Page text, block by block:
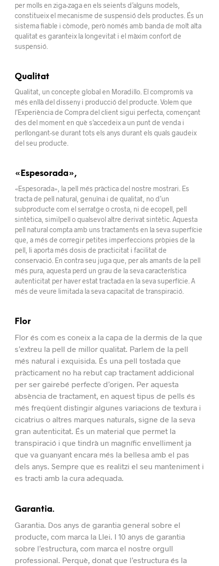
per molls en ziga-zaga en els seients d’alguns models,
constitueix el mecanisme de suspensió dels productes. És un
sistema fiable i còmode, però només amb banda de molt alta
qualitat es garanteix la longevitat i el màxim confort de
suspensió.
Qualitat
Qualitat, un concepte global en Moradillo. El compromís va
més enllà del disseny i producció del producte. Volem que
l’Experiència de Compra del client sigui perfecta, començant
des del moment en què s’accedeix a un punt de venda i
perllongant-se durant tots els anys durant els quals gaudeix
del seu producte.
«Espesorada»,
«Espesorada», la pell més pràctica del nostre mostrari. Es
tracta de pell natural, genuïna i de qualitat, no d’un
subproducte com el serratge o crosta, ni de ecopell, pell
sintètica, similpell o qualsevol altre derivat sintètic. Aquesta
pell natural compta amb uns tractaments en la seva superfície
que, a més de corregir petites imperfeccions pròpies de la
pell, li aporta més dosis de practicitat i facilitat de
conservació. En contra seu juga que, per als amants de la pell
més pura, aquesta perd un grau de la seva característica
autenticitat per haver estat tractada en la seva superfície. A
més de veure limitada la seva capacitat de transpiració.
Flor
Flor és com es coneix a la capa de la dermis de la que
s’extreu la pell de millor qualitat. Parlem de la pell
més natural i exquisida. És una pell tostada que
pràcticament no ha rebut cap tractament addicional
per ser gairebé perfecte d’origen. Per aquesta
absència de tractament, en aquest tipus de pells és
més freqüent distingir algunes variacions de textura i
cicatrius o altres marques naturals, signe de la seva
gran autenticitat. És un material que permet la
transpiració i que tindrà un magnífic envelliment ja
que va guanyant encara més la bellesa amb el pas
dels anys. Sempre que es realitzi el seu manteniment i
es tracti amb la cura adequada.
Garantia.
Garantia. Dos anys de garantia general sobre el
producte, com marca la Llei. I 10 anys de garantia
sobre l’estructura, com marca el nostre orgull
professional. Perquè, donat que l’estructura és la